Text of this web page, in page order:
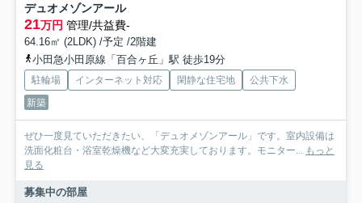
デュオメゾンアール
21万円 管理/共益費-
64.16㎡ (2LDK) /予定 /2階建
小田急小田原線「百合ヶ丘」駅 徒歩19分
駐輪場 インターネット対応 閑静な住宅地
公共下水
新築
ぜひ一度見ていただきたい、「デュオメゾンアール」です。室内設備は
洗面化粧台・浴室乾燥機など大変充実しております。モニター... もっと
見る
募集中の部屋